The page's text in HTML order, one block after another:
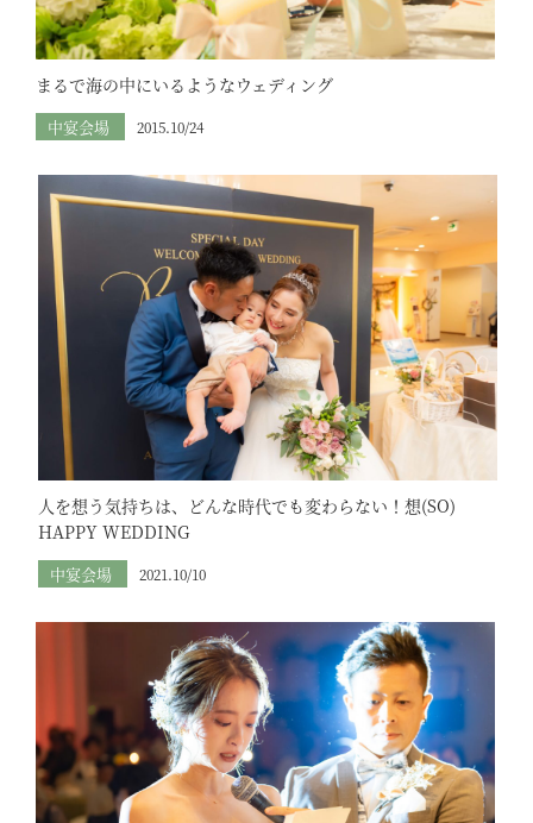
まるで海の中にいるようなウェディング
中宴会場 2015.10/24
人を想う気持ちは、どんな時代でも変わらない！想(SO)
HAPPY WEDDING
中宴会場 2021.10/10